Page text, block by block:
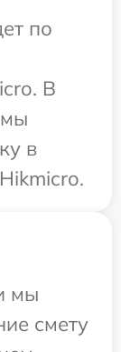
по
В
в
мы
смету